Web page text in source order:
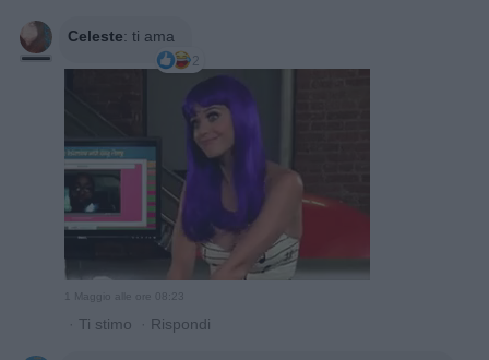
Celeste: ti ama
2
· Ti stimo · Rispondi